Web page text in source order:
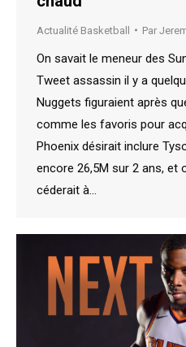
Actualité Basketball Par
On savait le meneur des
Tweet assassin il y a
Nuggets figuraient après
comme les favoris pour
Phoenix désirait inclure
encore 26,5M sur 2 ans, et
céderait à…